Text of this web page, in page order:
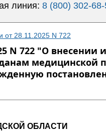
линия: 8 (800) 302-
от 28.11.2025 N 722
N 722 "О
ОБЛАСТИ